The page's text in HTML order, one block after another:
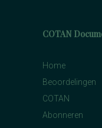
COTAN
Home
Beoordelingen
COTAN
Abonneren